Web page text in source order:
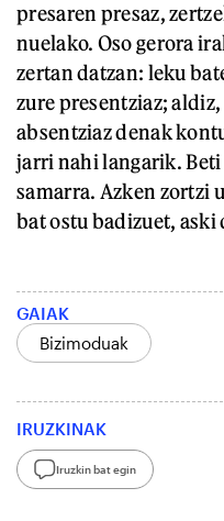
presaren presaz,
nuelako. Oso gerora
zertan datzan: leku
zure presentziaz;
absentziaz denak
jarri nahi langarik.
samarra. Azken zortzi
bat ostu badizuet, aski
GAIAK
Bizimoduak
IRUZKINAK
Iruzkin bat egin